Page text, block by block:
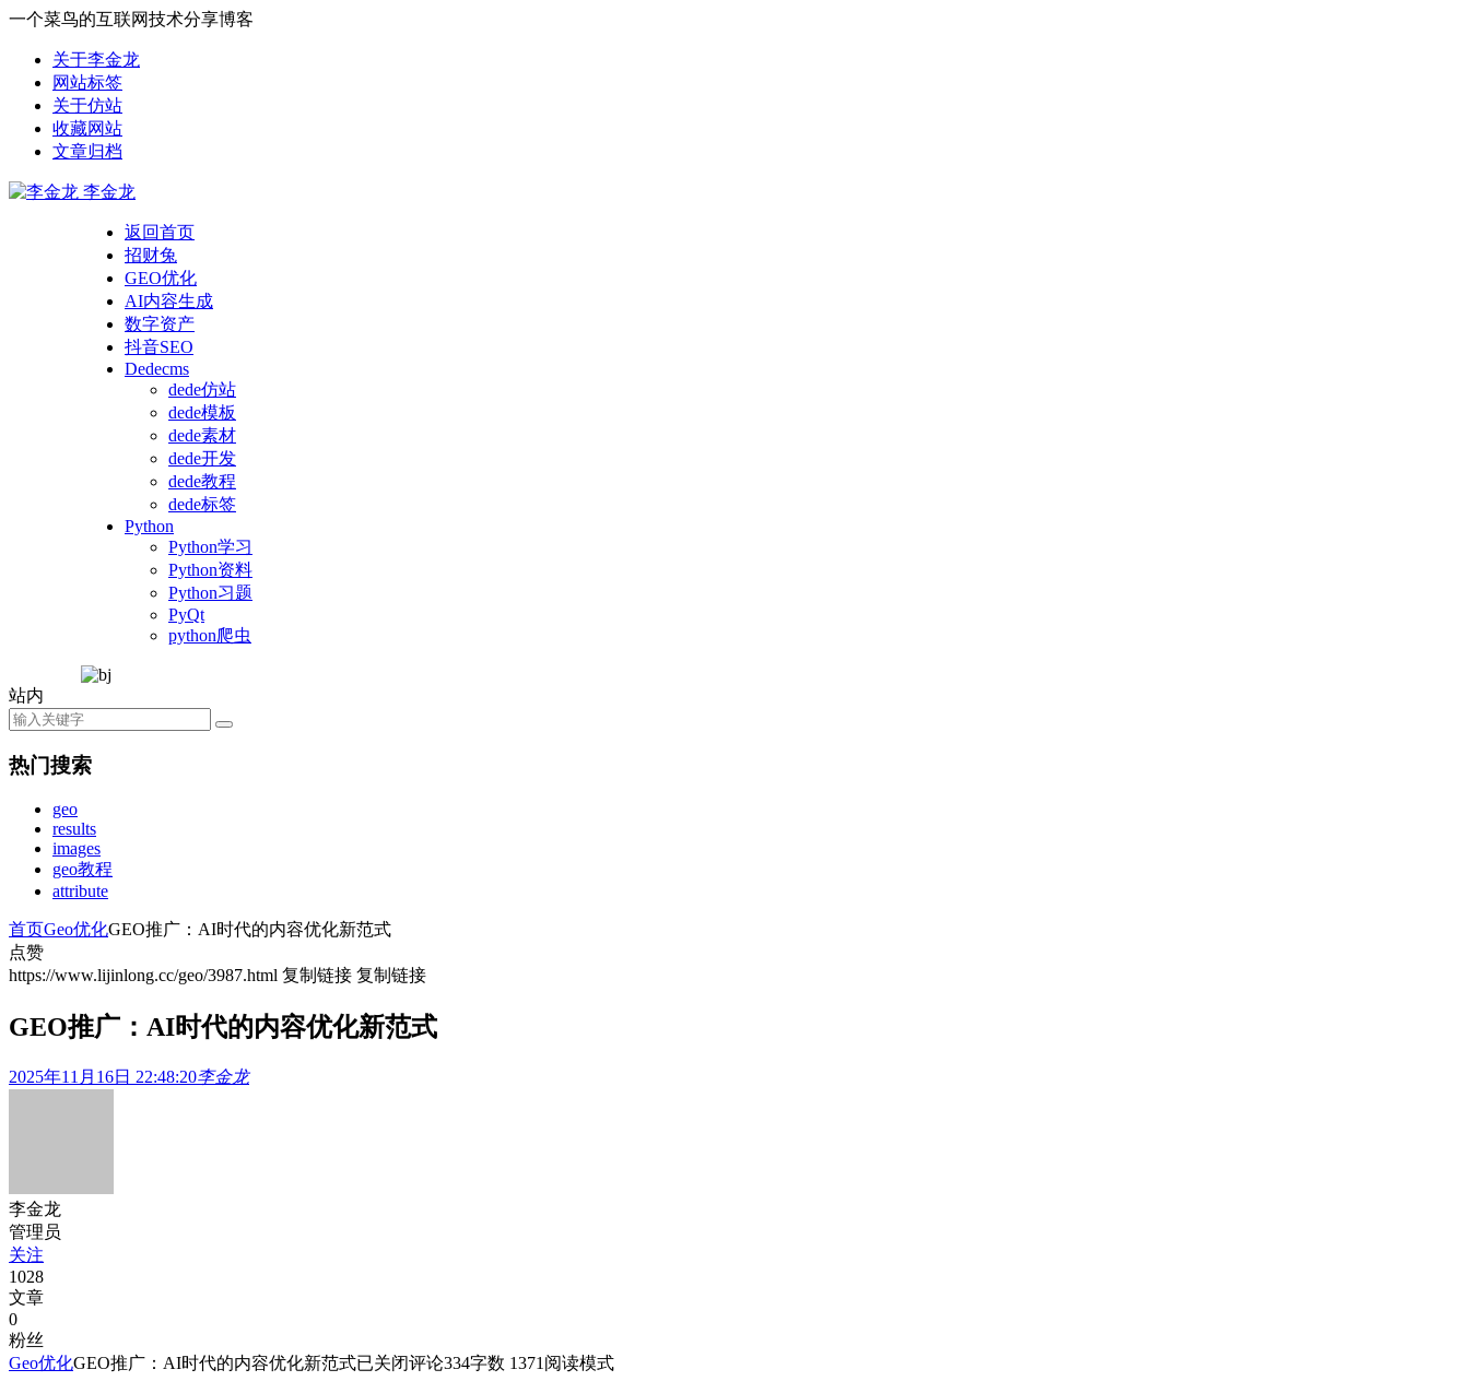
一个菜鸟的互联网技术分享博客
关于李金龙
网站标签
关于仿站
收藏网站
文章归档
李金龙
返回首页
招财兔
GEO优化
AI内容生成
数字资产
抖音SEO
Dedecms
dede仿站
dede模板
dede素材
dede开发
dede教程
dede标签
Python
Python学习
Python资料
Python习题
PyQt
python爬虫
站内
热门搜索
geo
results
images
geo教程
attribute
首页Geo优化GEO推广：AI时代的内容优化新范式
点赞
https://www.lijinlong.cc/geo/3987.html 复制链接 复制链接
GEO推广：AI时代的内容优化新范式
2025年11月16日 22:48:20李金龙
李金龙
管理员
关注
1028
文章
0
粉丝
Geo优化GEO推广：AI时代的内容优化新范式已关闭评论334字数 1371 阅读模式